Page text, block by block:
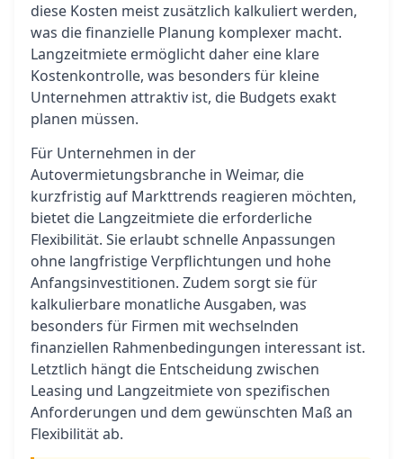
diese Kosten meist zusätzlich kalkuliert werden,
was die finanzielle Planung komplexer macht.
Langzeitmiete ermöglicht daher eine klare
Kostenkontrolle, was besonders für kleine
Unternehmen attraktiv ist, die Budgets exakt
planen müssen.
Für Unternehmen in der
Autovermietungsbranche in Weimar, die
kurzfristig auf Markttrends reagieren möchten,
bietet die Langzeitmiete die erforderliche
Flexibilität. Sie erlaubt schnelle Anpassungen
ohne langfristige Verpflichtungen und hohe
Anfangsinvestitionen. Zudem sorgt sie für
kalkulierbare monatliche Ausgaben, was
besonders für Firmen mit wechselnden
finanziellen Rahmenbedingungen interessant ist.
Letztlich hängt die Entscheidung zwischen
Leasing und Langzeitmiete von spezifischen
Anforderungen und dem gewünschten Maß an
Flexibilität ab.